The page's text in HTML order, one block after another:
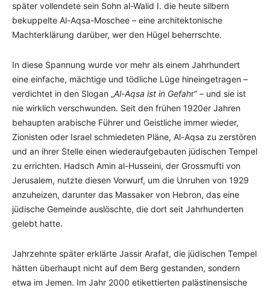
später vollendete sein Sohn al-Walid I. die heute silbern
bekuppelte Al-Aqsa-Moschee – eine architektonische
Machterklärung darüber, wer den Hügel beherrschte.
In diese Spannung wurde vor mehr als einem Jahrhundert
eine einfache, mächtige und tödliche Lüge hineingetragen –
verdichtet in den Slogan „Al-Aqsa ist in Gefahr“ – und sie ist
nie wirklich verschwunden. Seit den frühen 1920er Jahren
behaupten arabische Führer und Geistliche immer wieder,
Zionisten oder Israel schmiedeten Pläne, Al-Aqsa zu zerstören
und an ihrer Stelle einen wiederaufgebauten jüdischen Tempel
zu errichten. Hadsch Amin al-Husseini, der Grossmufti von
Jerusalem, nutzte diesen Vorwurf, um die Unruhen von 1929
anzuheizen, darunter das Massaker von Hebron, das eine
jüdische Gemeinde auslöschte, die dort seit Jahrhunderten
gelebt hatte.
Jahrzehnte später erklärte Jassir Arafat, die jüdischen Tempel
hätten überhaupt nicht auf dem Berg gestanden, sondern
etwa im Jemen. Im Jahr 2000 etikettierten palästinensische